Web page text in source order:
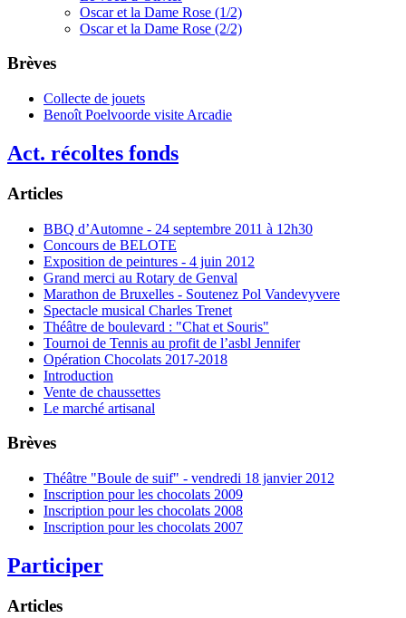
Oscar et la Dame Rose (1/2)
Oscar et la Dame Rose (2/2)
Brèves
Collecte de jouets
Benoît Poelvoorde visite Arcadie
Act. récoltes fonds
Articles
BBQ d’Automne - 24 septembre 2011 à 12h30
Concours de BELOTE
Exposition de peintures - 4 juin 2012
Grand merci au Rotary de Genval
Marathon de Bruxelles - Soutenez Pol Vandevyvere
Spectacle musical Charles Trenet
Théâtre de boulevard : "Chat et Souris"
Tournoi de Tennis au profit de l’asbl Jennifer
Opération Chocolats 2017-2018
Introduction
Vente de chaussettes
Le marché artisanal
Brèves
Théâtre "Boule de suif" - vendredi 18 janvier 2012
Inscription pour les chocolats 2009
Inscription pour les chocolats 2008
Inscription pour les chocolats 2007
Participer
Articles